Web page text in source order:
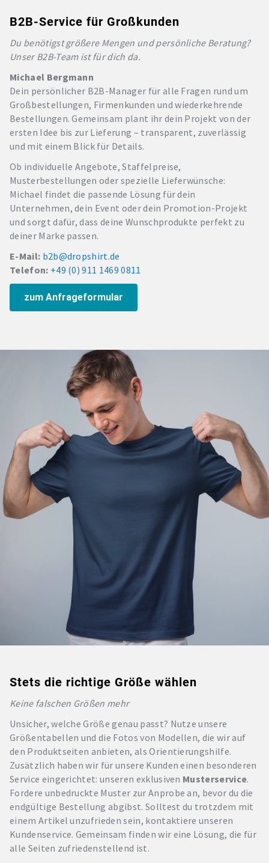
B2B-Service für Großkunden
Du benötigst größere Mengen und persönliche Beratung?
Unser B2B-Team ist für dich da.
Michael Bergmann
Dein persönlicher B2B-Manager für alle Fragen rund um
Großbestellungen, Firmenkunden und wiederkehrende
Bestellungen. Gemeinsam plant ihr dein Projekt von der
ersten Idee bis zur Lieferung – transparent, zuverlässig
und mit einem Blick für Details.
Ob individuelle Angebote, Staffelpreise,
Musterbestellungen oder spezielle Lieferwünsche:
Michael findet die passende Lösung für dein
Unternehmen, dein Event oder dein Promotion-Projekt
und sorgt dafür, dass deine Wunschprodukte perfekt zu
deiner Marke passen.
E-Mail: b2b@dropshirt.de
Telefon: +49 (0) 911 1469 0811
zum Anfrageformular
Stets die richtige Größe wählen
Keine falschen Größen mehr
Unsicher, welche Größe genau passt? Nutze unsere
Größentabellen und die Fotos von Modellen, die wir auf
den Produktseiten anbieten, als Orientierungshilfe.
Zusätzlich haben wir für unsere Kunden einen besonderen
Service eingerichtet: unseren exklusiven Musterservice.
Fordere unbedruckte Muster zur Anprobe an, bevor du die
endgültige Bestellung abgibst. Solltest du trotzdem mit
einem Artikel unzufrieden sein, kontaktiere unseren
Kundenservice. Gemeinsam finden wir eine Lösung, die für
alle Seiten zufriedenstellend ist.